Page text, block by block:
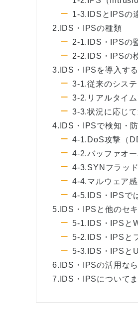
1-3.IDSとIPSの
2.IDS・IPSの種類
2-1.IDS・IPSの
2-2.IDS・IPSの
3.IDS・IPSを導入す
3-1.従来のシス
3-2.リアルタイ
3-3.状況に応じ
4.IDS・IPSで検知・
4-1.DoS攻撃（
4-2.バッファオ
4-3.SYNフラッ
4-4.マルウェア
4-5.IDS・IPSで
5.IDS・IPSと他のセ
5-1.IDS・IPSと
5-2.IDS・IPSと
5-3.IDS・IPSと
6.IDS・IPSの活用な
7.IDS・IPSについて